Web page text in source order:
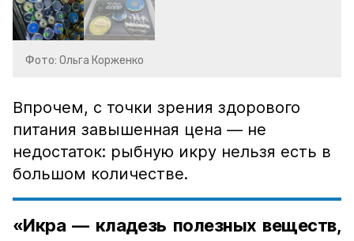
Фото: Ольга Корженко
Впрочем, с точки зрения здорового
питания завышенная цена — не
недостаток: рыбную икру нельзя есть в
большом количестве.
«Икра — кладезь полезных веществ,